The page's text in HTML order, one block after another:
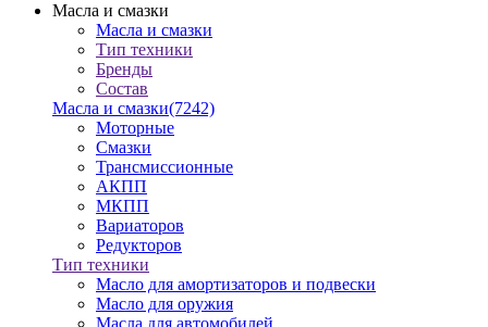
Масла и смазки
Масла и смазки
Тип техники
Бренды
Состав
Масла и смазки(7242)
Моторные
Смазки
Трансмиссионные
АКПП
МКПП
Вариаторов
Редукторов
Тип техники
Масло для амортизаторов и подвески
Масло для оружия
Масла для автомобилей